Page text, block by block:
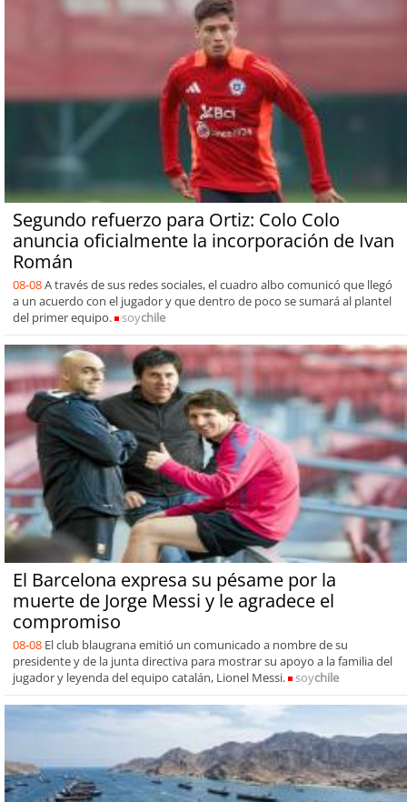
Segundo refuerzo para Ortiz: Colo Colo
anuncia oficialmente la incorporación de Ivan
Román
08-08A través de sus redes sociales, el cuadro albo comunicó que llegó
a un acuerdo con el jugador y que dentro de poco se sumará al plantel
del primer equipo.
soychile
El Barcelona expresa su pésame por la
muerte de Jorge Messi y le agradece el
compromiso
08-08 El club blaugrana emitió un comunicado a nombre de su
presidente y de la junta directiva para mostrar su apoyo a la familia del
jugador y leyenda del equipo catalán, Lionel Messi.
soychile